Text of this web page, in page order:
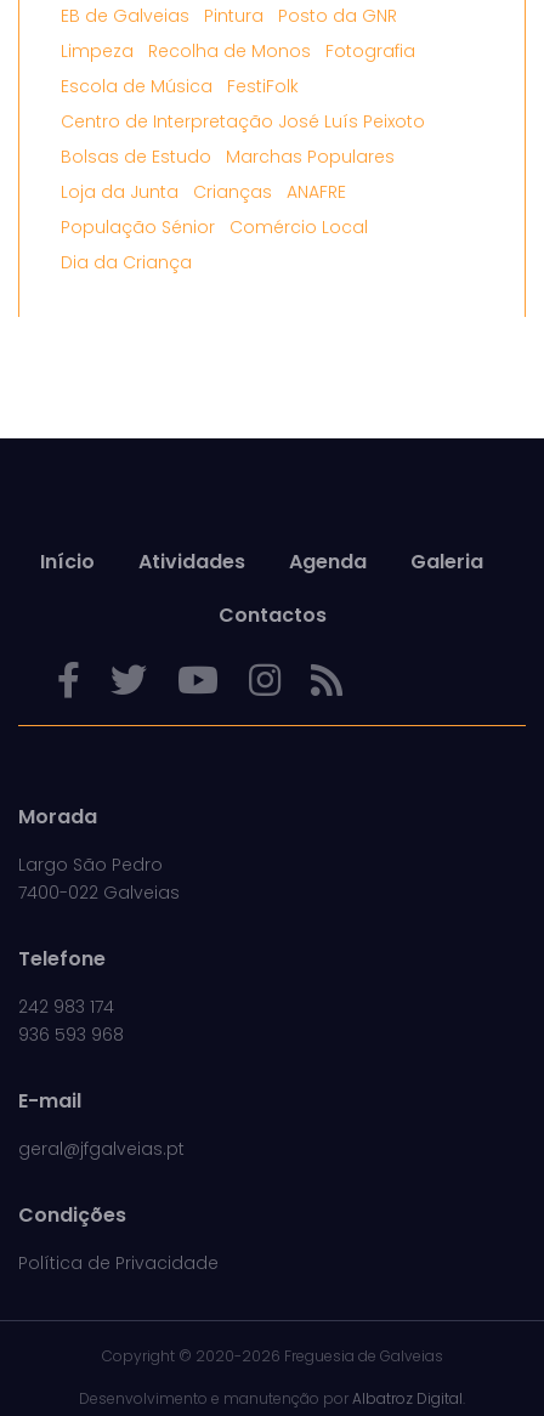
EB de Galveias
Pintura
Posto da GNR
Limpeza
Recolha de Monos
Fotografia
Escola de Música
FestiFolk
Centro de Interpretação José Luís Peixoto
Bolsas de Estudo
Marchas Populares
Loja da Junta
Crianças
ANAFRE
População Sénior
Comércio Local
Dia da Criança
Início Atividades Agenda
Galeria
Contactos
Morada
Largo São Pedro
7400-022 Galveias
Telefone
242 983 174
936 593 968
E-mail
geral@jfgalveias.pt
Condições
Política de Privacidade
Copyright © 2020-2026 Freguesia de Galveias
Desenvolvimento e manutenção porAlbatroz Digital.